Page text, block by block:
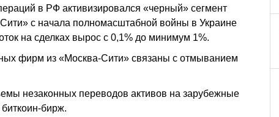
в РФ активизировался «черный» сегмент
с начала полномасштабной войны в Украине
на сделках вырос с 0,1% до минимум 1%.
фирм из «Москва-Сити» связаны с отмыванием
незаконных переводов активов на зарубежные
бирж.